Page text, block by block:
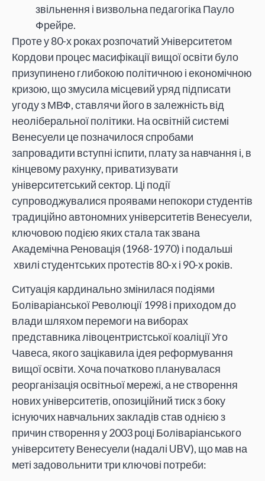
звільнення і визвольна педагогіка Пауло
Фрейре.
Проте у 80-х роках розпочатий Університетом
Кордови процес масифікації вищої освіти було
призупинено глибокою політичною і економічною
кризою, що змусила місцевий уряд підписати
угоду з МВФ, ставлячи його в залежність від
неоліберальної політики. На освітній системі
Венесуели це позначилося спробами
запровадити вступні іспити, плату за навчання і, в
кінцевому рахунку, приватизувати
університетський сектор. Ці події
супроводжувалися проявами непокори студентів
традиційно автономних університетів Венесуели,
ключовою подією яких стала так звана
Академічна Реновація (1968-1970) і подальші
хвилі студентських протестів 80-х і 90-х років.
Ситуація кардинально змінилася подіями
Боліваріанської Революції 1998 і приходом до
влади шляхом перемоги на виборах
представника лівоцентристської коаліції Уго
Чавеса, якого зацікавила ідея реформування
вищої освіти. Хоча початково планувалася
реорганізація освітньої мережі, а не створення
нових університетів, опозиційний тиск з боку
існуючих навчальних закладів став однією з
причин створення у 2003 році Боліваріанського
університету Венесуели (надалі UBV), що мав на
меті задовольнити три ключові потреби: